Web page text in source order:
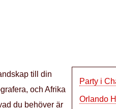
Party i
Orlando
till din
och Afrika
du behöver är